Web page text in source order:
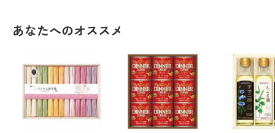
あなたへのオススメ